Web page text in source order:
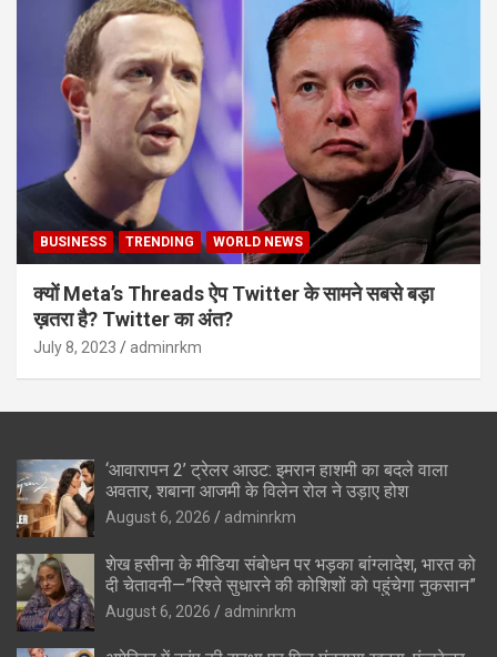
BUSINESS TRENDING WORLD NEWS
क्यों Meta’s Threads ऐप Twitter के सामने सबसे बड़ा
ख़तरा है? Twitter का अंत?
July 8, 2023 adminrkm
‘आवारापन 2’ ट्रेलर आउट: इमरान हाशमी का बदले वाला
अवतार, शबाना आजमी के विलेन रोल ने उड़ाए होश
August 6, 2026 adminrkm
शेख हसीना के मीडिया संबोधन पर भड़का बांग्लादेश, भारत को
दी चेतावनी—”रिश्ते सुधारने की कोशिशों को पहुंचेगा नुकसान”
August 6, 2026 adminrkm